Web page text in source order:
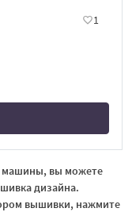
1
машины, вы можете
дизайна.
вышивки, нажмите